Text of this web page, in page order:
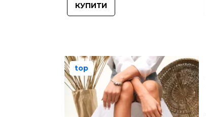
КУПИТИ
top